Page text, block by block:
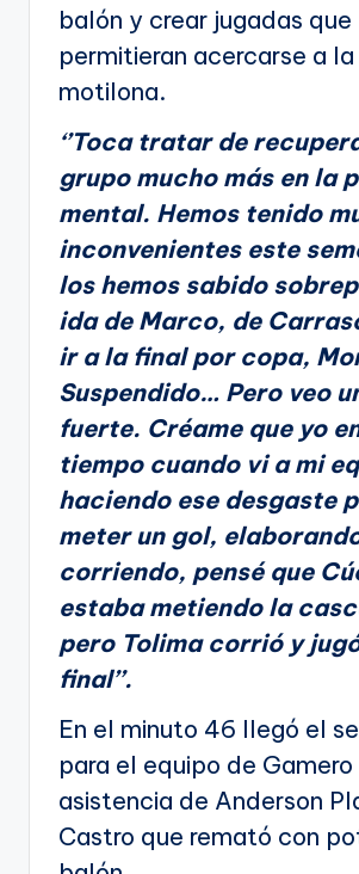
balón y crear jugadas que
permitieran acercarse a
motilona.
‘’Toca tratar de
grupo mucho más en la
mental. Hemos tenido
inconvenientes este
los hemos sabido
ida de Marco, de
ir a la final por copa,
Suspendido… Pero veo
fuerte. Créame que yo
tiempo cuando vi a mi
haciendo ese desgaste
meter un gol,
corriendo, pensé que
estaba metiendo la
pero Tolima corrió y
final’’.
En el minuto 46 llegó el
para el equipo de Gamero
asistencia de Anderson
Castro que remató con